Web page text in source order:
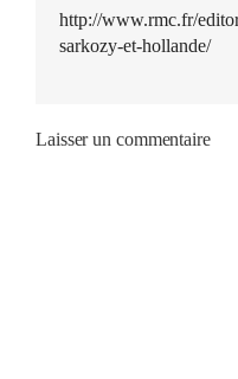
http://www.rmc.fr/
sarkozy-et-hollande/
Laisser un commentaire